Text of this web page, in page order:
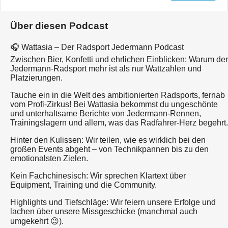
Über diesen Podcast
🎧 Wattasia – Der Radsport Jedermann Podcast
Zwischen Bier, Konfetti und ehrlichen Einblicken: Warum der
Jedermann-Radsport mehr ist als nur Wattzahlen und
Platzierungen.
Tauche ein in die Welt des ambitionierten Radsports, fernab
vom Profi-Zirkus! Bei Wattasia bekommst du ungeschönte
und unterhaltsame Berichte von Jedermann-Rennen,
Trainingslagern und allem, was das Radfahrer-Herz begehrt.
Hinter den Kulissen: Wir teilen, wie es wirklich bei den
großen Events abgeht – von Technikpannen bis zu den
emotionalsten Zielen.
Kein Fachchinesisch: Wir sprechen Klartext über
Equipment, Training und die Community.
Highlights und Tiefschläge: Wir feiern unsere Erfolge und
lachen über unsere Missgeschicke (manchmal auch
umgekehrt 😉).